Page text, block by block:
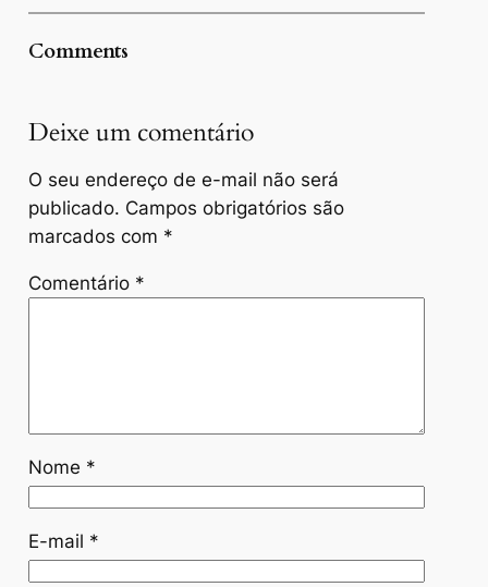
Comments
Deixe um comentário
O seu endereço de e-mail não será
publicado. Campos obrigatórios são
marcados com *
Comentário *
Nome *
E-mail *